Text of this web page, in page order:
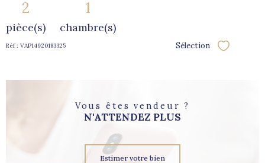
2
pièce(s)
1
chambre(s)
Réf : VAP14920183325 Sélection
Vous êtes vendeur ?
N'ATTENDEZ PLUS
Estimer votre bien